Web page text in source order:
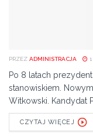
PRZEZ ADMINISTRACJA
Po 8 latach
stanowiskiem.
Witkowski. Kandydat
CZYTAJ WIĘCEJ